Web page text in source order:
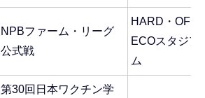
NPBファーム・リーグ
公式戦
HARD・OFF
ECOスタジア
ム
第30回日本ワクチン学